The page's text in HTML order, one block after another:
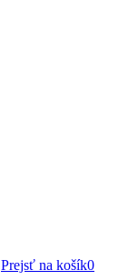
Prejsť na košík0